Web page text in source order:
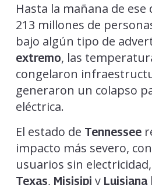
Hasta la mañana de
213 millones de
bajo algún tipo de
extremo, las
congelaron
generaron un colapso
eléctrica.
El estado de Tennessee
impacto más severo,
usuarios sin
Texas, Misisipi y Luisiana